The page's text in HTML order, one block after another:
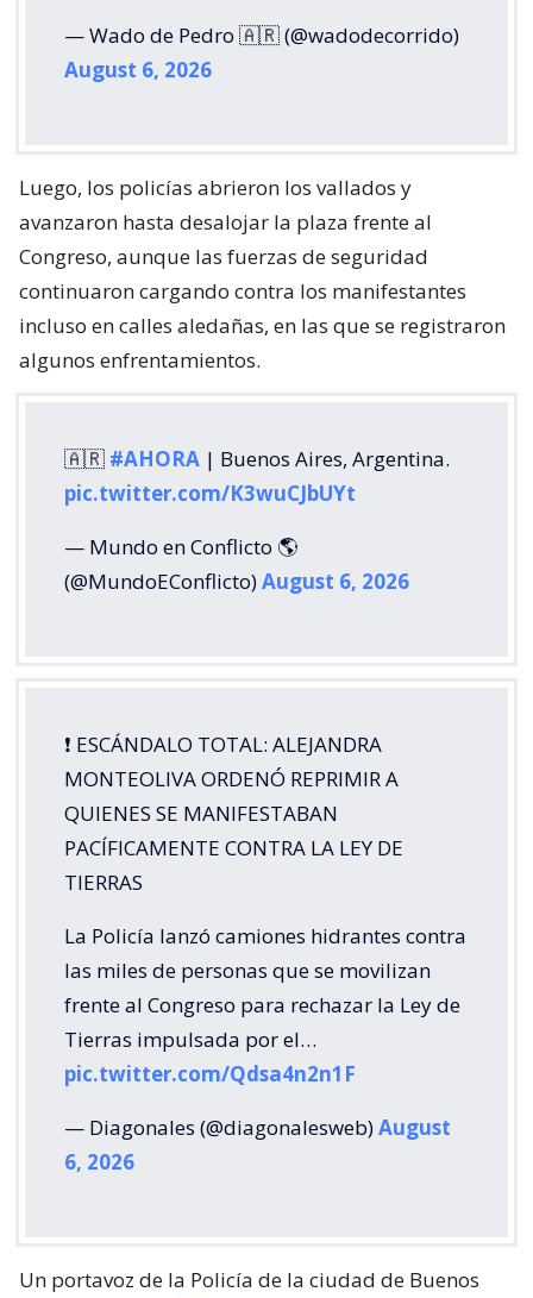
— Wado de Pedro 🇦🇷 (@wadodecorrido)
August 6, 2026
Luego, los policías abrieron los vallados y
avanzaron hasta desalojar la plaza frente al
Congreso, aunque las fuerzas de seguridad
continuaron cargando contra los manifestantes
incluso en calles aledañas, en las que se registraron
algunos enfrentamientos.
🇦🇷 #AHORA | Buenos Aires, Argentina.
pic.twitter.com/K3wuCJbUYt
— Mundo en Conflicto 🌎
(@MundoEConflicto)August 6, 2026
❗️ ESCÁNDALO TOTAL: ALEJANDRA
MONTEOLIVA ORDENÓ REPRIMIR A
QUIENES SE MANIFESTABAN
PACÍFICAMENTE CONTRA LA LEY DE
TIERRAS
La Policía lanzó camiones hidrantes contra
las miles de personas que se movilizan
frente al Congreso para rechazar la Ley de
Tierras impulsada por el…
pic.twitter.com/Qdsa4n2n1F
— Diagonales (@diagonalesweb)August
6, 2026
Un portavoz de la Policía de la ciudad de Buenos